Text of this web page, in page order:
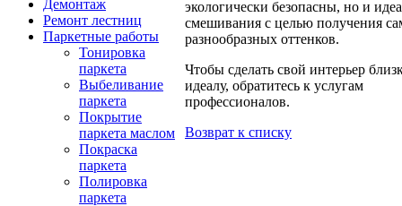
Демонтаж
Ремонт лестниц
Паркетные работы
Тонировка
паркета
Выбеливание
паркета
Покрытие
паркета маслом
Покраска
паркета
Полировка
паркета
экологически безопасны, но и
смешивания с целью получения
разнообразных оттенков.
Чтобы сделать свой интерьер
идеалу, обратитесь к услугам
профессионалов.
Возврат к списку